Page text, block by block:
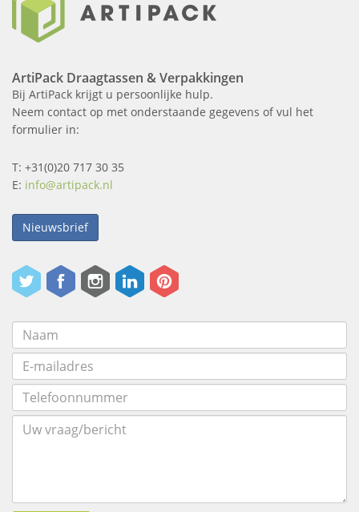
ArtiPack Draagtassen & Verpakkingen
Bij ArtiPack krijgt u persoonlijke hulp.
Neem contact op met onderstaande gegevens of vul het
formulier in:
T: +31(0)20 717 30 35
E: info@artipack.nl
Nieuwsbrief